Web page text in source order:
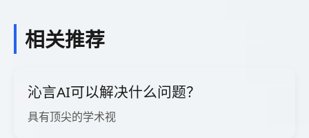
相关推荐
沁言AI可以解决什么问题？
具有顶尖的学术视